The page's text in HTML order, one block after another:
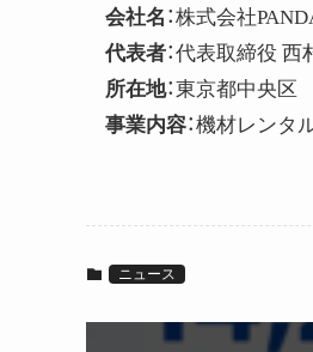
会社名 ：株式会社
代表者：代表取締役 西
所在地：東京都中央区
事業内容：機材レンタ
ニュース